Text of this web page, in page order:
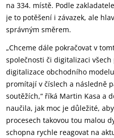
na 334. místě. Podle
je to potěšení i závazek, ale
správným směrem.
„Chceme dále pokračovat v
společnosti či digitalizaci
digitalizace obchodního
promítají v číslech a následně
soutěžích,“ říká Martin Kasa a
naučila, jak moc je důležité,
procesech takovou tou malou
schopna rychle reagovat na